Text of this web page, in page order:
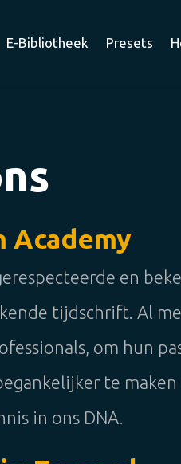
E-Bibliotheek Presets
Academy
en
tijdschrift. Al
om hun
te
in ons DNA.